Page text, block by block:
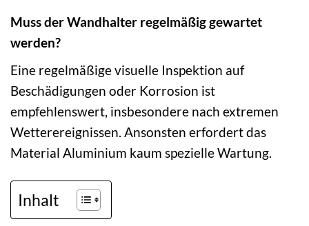
Muss der Wandhalter regelmäßig gewartet
werden?
Eine regelmäßige visuelle Inspektion auf
Beschädigungen oder Korrosion ist
empfehlenswert, insbesondere nach extremen
Wetterereignissen. Ansonsten erfordert das
Material Aluminium kaum spezielle Wartung.
Inhalt